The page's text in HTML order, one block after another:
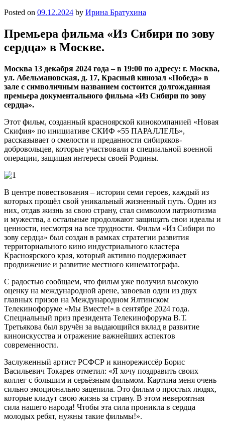
Posted on 09.12.2024 by Ирина Братухина
Премьера фильма «Из Сибири по зову
сердца» в Москве.
Москва 13 декабря 2024 года – в 19:00 по адресу: г. Москва,
ул. Абельмановская, д. 17, Красный кинозал «Победа» в
зале с символичным названием состоится долгожданная
премьера документального фильма «Из Сибири по зову
сердца».
Этот фильм, созданный красноярской кинокомпанией «Новая
Скифия» по инициативе СКИФ «55 ПАРАЛЛЕЛЬ»,
рассказывает о смелости и преданности сибиряков-
добровольцев, которые участвовали в специальной военной
операции, защищая интересы своей Родины.
В центре повествования – истории семи героев, каждый из
которых прошёл свой уникальный жизненный путь. Один из
них, отдав жизнь за свою страну, стал символом патриотизма
и мужества, а остальные продолжают защищать свои идеалы и
ценности, несмотря на все трудности. Фильм «Из Сибири по
зову сердца» был создан в рамках стратегии развития
территориального кино индустриального кластера
Красноярского края, который активно поддерживает
продвижение и развитие местного кинематографа.
С радостью сообщаем, что фильм уже получил высокую
оценку на международной арене, завоевав один из двух
главных призов на Международном Ялтинском
Телекинофоруме «Мы Вместе!» в сентябре 2024 года.
Специальный приз президента Телекинофорума В.Т.
Третьякова был вручён за выдающийся вклад в развитие
киноискусства и отражение важнейших аспектов
современности.
Заслуженный артист РСФСР и кинорежиссёр Борис
Васильевич Токарев отметил: «Я хочу поздравить своих
коллег с большим и серьёзным фильмом. Картина меня очень
сильно эмоционально зацепила. Это фильм о простых людях,
которые кладут свою жизнь за страну. В этом невероятная
сила нашего народа! Чтобы эта сила проникла в сердца
молодых ребят, нужны такие фильмы!».